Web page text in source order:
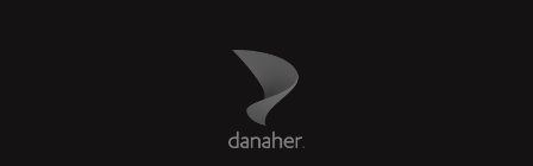
Danaher Logo